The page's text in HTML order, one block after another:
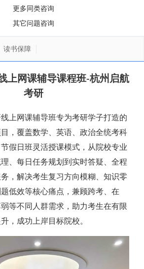
更多同类咨询
其它问题咨询
读书保障
上网课辅导课程班-杭州启航
考研
上网课辅导班专为考研学子打造的
，覆盖数学、英语、政治全统考科
假日班灵活授课模式，从院校专业
、每日任务规划到实时答疑、全程
，解决考生复习方向模糊、知识零
低效等核心痛点，兼顾跨考、在
等不同人群需求，助力考生在有限
，成功上岸目标院校。